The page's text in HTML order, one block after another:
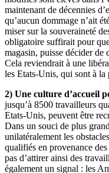
maintenant de décennies
qu’aucun dommage n’ait
miser sur la souveraineté
obligatoire suffirait pour
magasin, puisse décider de
Cela reviendrait à une
les Etats-Unis, qui sont à
2) Une culture d’accueil
jusqu’à 8500 travailleurs
Etats-Unis, peuvent être
Dans un souci de plus
unilatéralement les
qualifiés en provenance
pas d’attirer ainsi des
également un signal : les